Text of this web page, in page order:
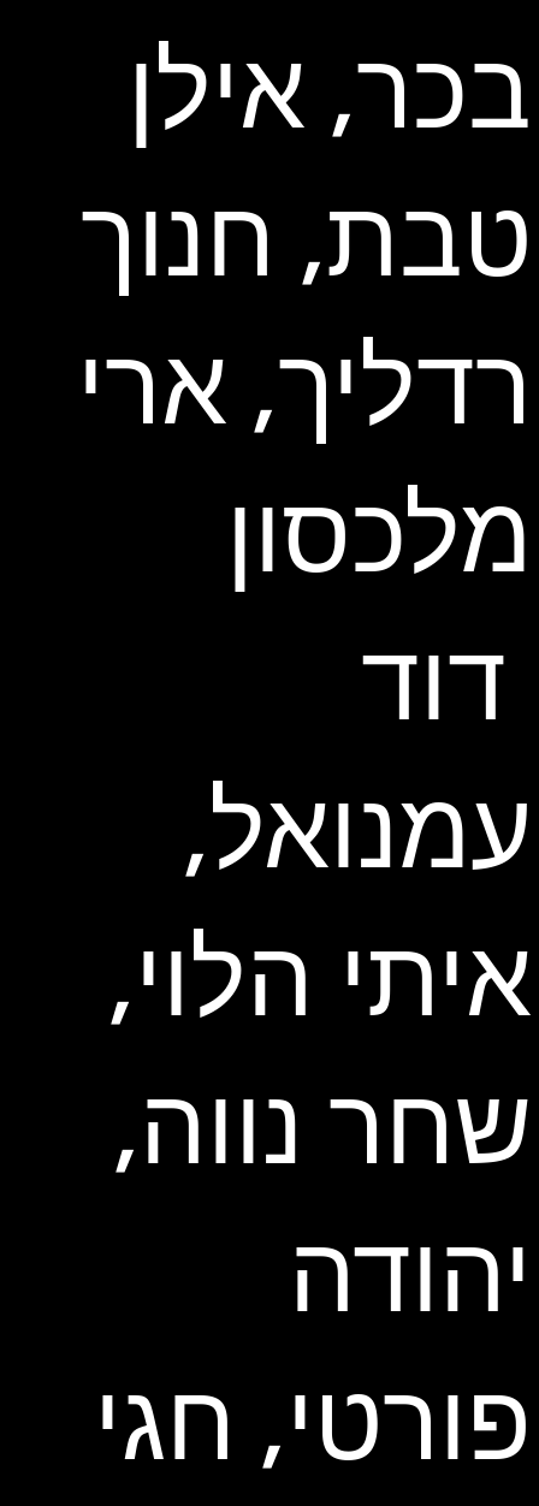
בכר, אילן
טבת, חנוך
רדליך, ארי
מלכסון
דוד
עמנואל,
איתי הלוי,
שחר נווה,
יהודה
פורטי, חגי